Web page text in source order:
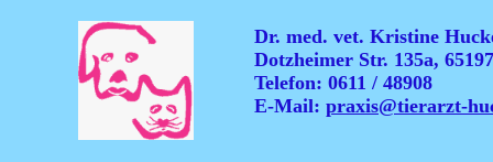
Dr. med. vet. Kristine
Dotzheimer Str. 135a,
Telefon: 0611 / 48908
E-Mail: praxis@tierarzt-